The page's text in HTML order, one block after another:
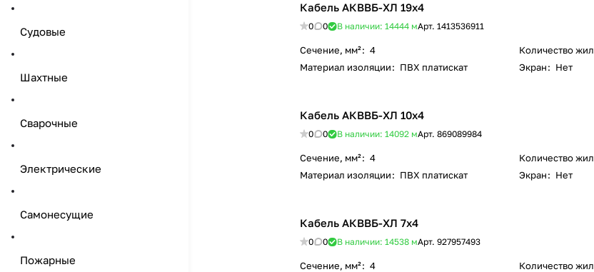
Кабель АКВВБ-ХЛ 19х4
0 0 В наличии: 14444 мАрт. 1413536911
Сечение, мм²: 4 Количество жил
Материал изоляции: ПВХ платискат Экран: Нет
Кабель АКВВБ-ХЛ 10х4
0 0 В наличии: 14092 мАрт. 869089984
Сечение, мм²: 4 Количество жил
Материал изоляции: ПВХ платискат Экран: Нет
Кабель АКВВБ-ХЛ 7х4
0 0 В наличии: 14538 мАрт. 927957493
Сечение, мм²: 4 Количество жил
Судовые
Шахтные
Сварочные
Электрические
Самонесущие
Пожарные